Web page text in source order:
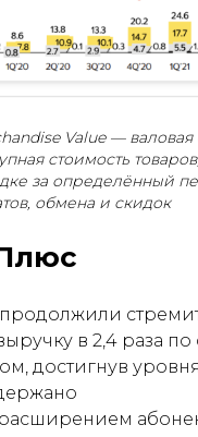
Value — валовая
стоимость
за определённый
обмена и скидок
в 2,4 раза
достигнув